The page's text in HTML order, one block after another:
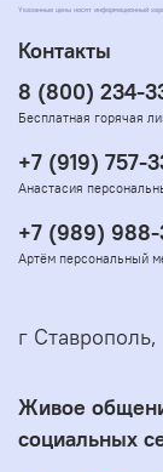
Указанные цены носят информационный
Контакты
8 (800) 234-
Бесплатная горячая
+7 (919) 757-
Анастасия
+7 (989)
Артём персональный
г Ставрополь,
Живое
социальных